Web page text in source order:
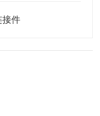
接件